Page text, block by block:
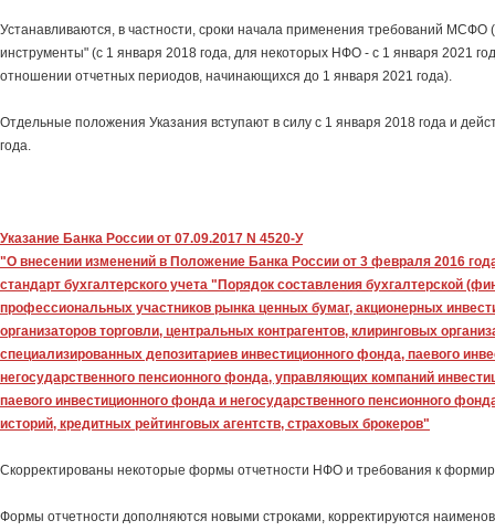
Устанавливаются, в частности, сроки начала применения требований МСФО
инструменты" (с 1 января 2018 года, для некоторых НФО - с 1 января 2021
отношении отчетных периодов, начинающихся до 1 января 2021 года).
Отдельные положения Указания вступают в силу с 1 января 2018 года и
года.
Указание Банка России от 07.09.2017 N 4520-У
"О внесении изменений в Положение Банка России от 3 февраля 2016
стандарт бухгалтерского учета "Порядок составления бухгалтерской
профессиональных участников рынка ценных бумаг, акционерных
организаторов торговли, центральных контрагентов, клиринговых
специализированных депозитариев инвестиционного фонда, паевого
негосударственного пенсионного фонда, управляющих компаний
паевого инвестиционного фонда и негосударственного пенсионного
историй, кредитных рейтинговых агентств, страховых брокеров"
Скорректированы некоторые формы отчетности НФО и требования к
Формы отчетности дополняются новыми строками, корректируются